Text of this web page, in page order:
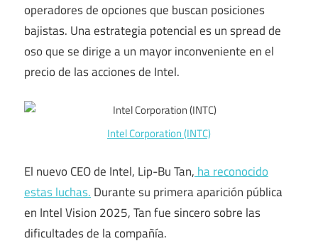
operadores de opciones que buscan posiciones
bajistas. Una estrategia potencial es un spread de
oso que se dirige a un mayor inconveniente en el
precio de las acciones de Intel.
Intel Corporation (INTC)
El nuevo CEO de Intel, Lip-Bu Tan, ha reconocido
estas luchas. Durante su primera aparición pública
en Intel Vision 2025, Tan fue sincero sobre las
dificultades de la compañía.